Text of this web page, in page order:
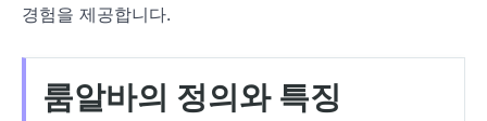
경험을 제공합니다.
룸알바의 정의와 특징